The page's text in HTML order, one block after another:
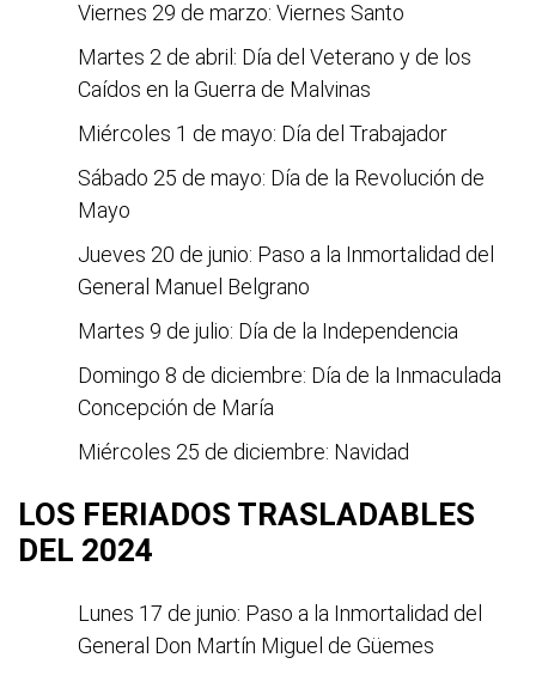
Viernes 29 de marzo: Viernes Santo
Martes 2 de abril: Día del Veterano y de los
Caídos en la Guerra de Malvinas
Miércoles 1 de mayo: Día del Trabajador
Sábado 25 de mayo: Día de la Revolución de
Mayo
Jueves 20 de junio: Paso a la Inmortalidad del
General Manuel Belgrano
Martes 9 de julio: Día de la Independencia
Domingo 8 de diciembre: Día de la Inmaculada
Concepción de María
Miércoles 25 de diciembre: Navidad
LOS FERIADOS TRASLADABLES
DEL 2024
Lunes 17 de junio: Paso a la Inmortalidad del
General Don Martín Miguel de Güemes